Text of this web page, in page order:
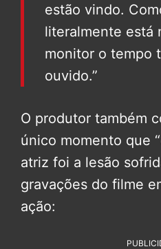
estão vindo.
literalmente está
monitor o tempo
ouvido.”
O produtor também
único momento que
atriz foi a lesão
gravações do filme
ação: